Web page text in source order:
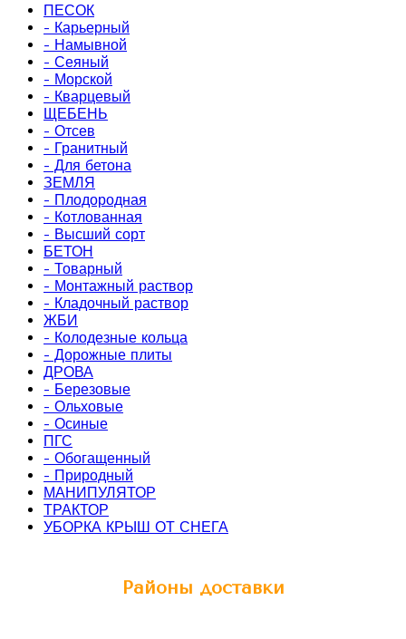
ПЕСОК
- Карьерный
- Намывной
- Сеяный
- Морской
- Кварцевый
ЩЕБЕНЬ
- Отсев
- Гранитный
- Для бетона
ЗЕМЛЯ
- Плодородная
- Котлованная
- Высший сорт
БЕТОН
- Товарный
- Монтажный раствор
- Кладочный раствор
ЖБИ
- Колодезные кольца
- Дорожные плиты
ДРОВА
- Березовые
- Ольховые
- Осиные
ПГС
- Обогащенный
- Природный
МАНИПУЛЯТОР
ТРАКТОР
УБОРКА КРЫШ ОТ СНЕГА
Районы доставки